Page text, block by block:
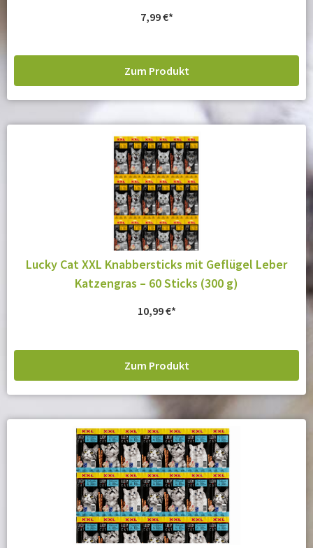
7,99€
Zum Produkt
Lucky Cat XXL Knabbersticks mit Geflügel Leber
Katzengras – 60 Sticks (300 g)
10,99€
Zum Produkt